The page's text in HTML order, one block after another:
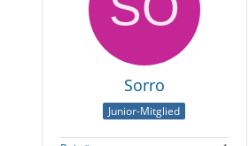
Sorro
Junior-Mitglied